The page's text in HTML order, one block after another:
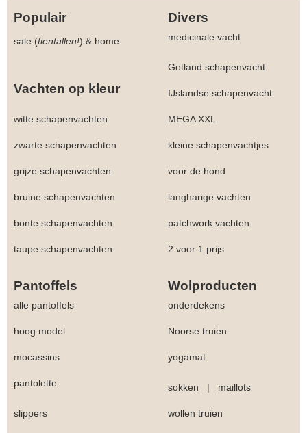
Populair Divers
sale (tientallen!) & home medicinale vacht
Gotland schapenvacht
Vachten op kleur IJslandse schapenvacht
witte schapenvachten MEGA XXL
zwarte schapenvachten kleine schapenvachtjes
grijze schapenvachten voor de hond
bruine schapenvachten langharige vachten
bonte schapenvachten patchwork vachten
taupe schapenvachten 2 voor 1 prijs
Pantoffels Wolproducten
alle pantoffels onderdekens
hoog model Noorse truien
mocassins yogamat
pantolette sokken | maillots
slippers wollen truien